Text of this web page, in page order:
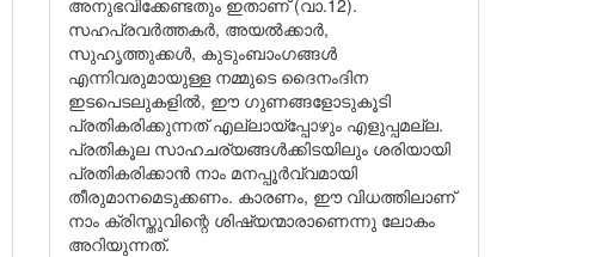
അനുഭവിക്കേണ്ടതും ഇതാണ് (വാ.12).
സഹപ്രവർത്തകർ, അയൽക്കാർ,
സുഹൃത്തുക്കൾ, കുടുംബാംഗങ്ങൾ
എന്നിവരുമായുള്ള നമ്മുടെ ദൈനംദിന
ഇടപെടലുകളിൽ, ഈ ഗുണങ്ങളോടുകൂടി
പ്രതികരിക്കുന്നത് എല്ലായ്പ്പോഴും എളുപ്പമല്ല.
പ്രതികൂല സാഹചര്യങ്ങൾക്കിടയിലും ശരിയായി
പ്രതികരിക്കാൻ നാം മനപ്പൂർവ്വമായി
തീരുമാനമെടുക്കണം. കാരണം, ഈ വിധത്തിലാണ്
നാം ക്രിസ്തുവിന്റെ ശിഷ്യന്മാരാണെന്നു ലോകം
അറിയുന്നത്.